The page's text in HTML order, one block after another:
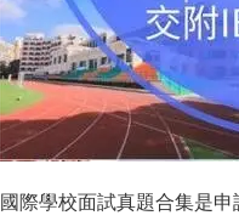
國際學校面試真題合集是